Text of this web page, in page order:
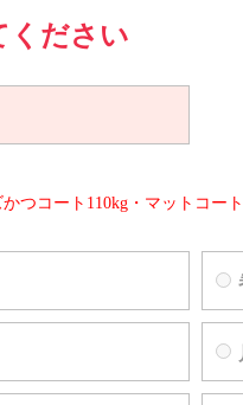
ください
つコート110kg・マットコー